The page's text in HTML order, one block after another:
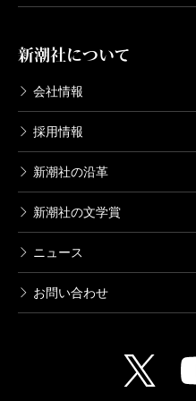
新潮社について
会社情報
採用情報
新潮社の沿革
新潮社の文学賞
ニュース
お問い合わせ